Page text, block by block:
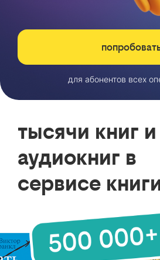
для абонентов всех
тысячи книг и
аудиокниг в
сервисе